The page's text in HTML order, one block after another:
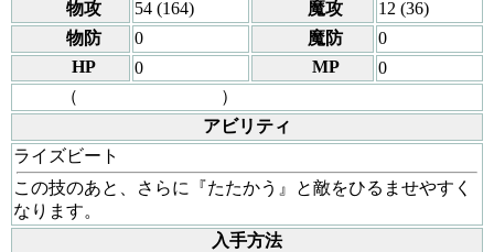
物攻 54 (164) 魔攻
12 (36)
物防
0 魔防
0
HP
0 MP
0
（
）
アビリティ
ライズビート
この技のあと、さらに『たたかう』と敵をひるませやすく
なります。
入手方法